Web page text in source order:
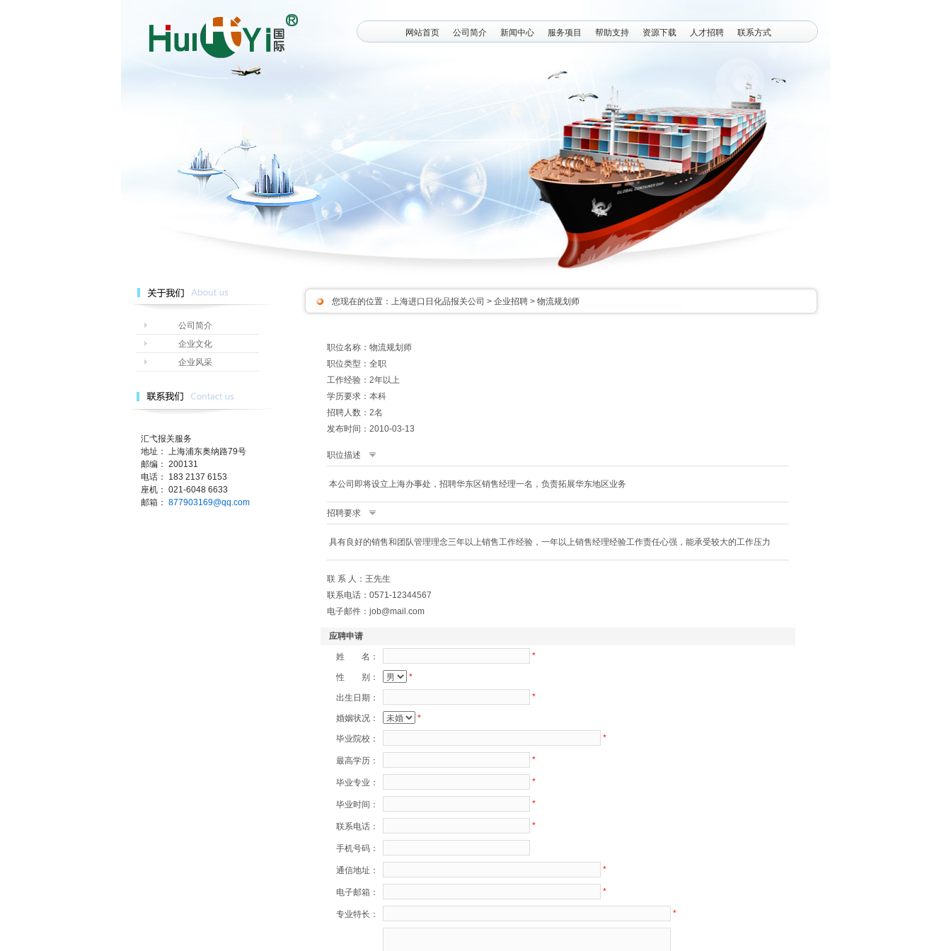
网站首页 公司简介 新闻中心 服务项目 帮助支持 资源下载 人才招聘 联系方式
汇弋报关服务
地址： 上海浦东奥纳路79号
邮编： 200131
电话： 183 2137 6153
座机： 021-6048 6633
邮箱： 877903169@qq.com
公司简介
企业文化
企业风采
您现在的位置： 上海进口日化品报关公司 > 企业招聘 > 物流规划师
应聘申请
姓 名： *
性 别： *
出生日期： *
婚姻状况： *
毕业院校： *
最高学历： *
毕业专业： *
毕业时间： *
联系电话： *
手机号码：
通信地址： *
电子邮箱： *
专业特长： *
职位名称：物流规划师
职位类型：全职
工作经验：2年以上
学历要求：本科
招聘人数：2名
发布时间：2010-03-13
职位描述
本公司即将设立上海办事处，招聘华东区销售经理一名，负责拓展华东地区业务
招聘要求
具有良好的销售和团队管理理念三年以上销售工作经验，一年以上销售经理经验工作责任心强，能承受较大的工作压力
联 系 人：王先生
联系电话：0571-12344567
电子邮件：job@mail.com